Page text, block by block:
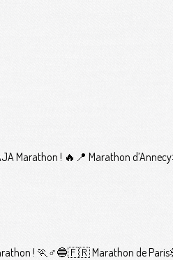
Marathon ! 🔥📍 Marathon
! 🏃♂️🔵🇫🇷 Marathon de